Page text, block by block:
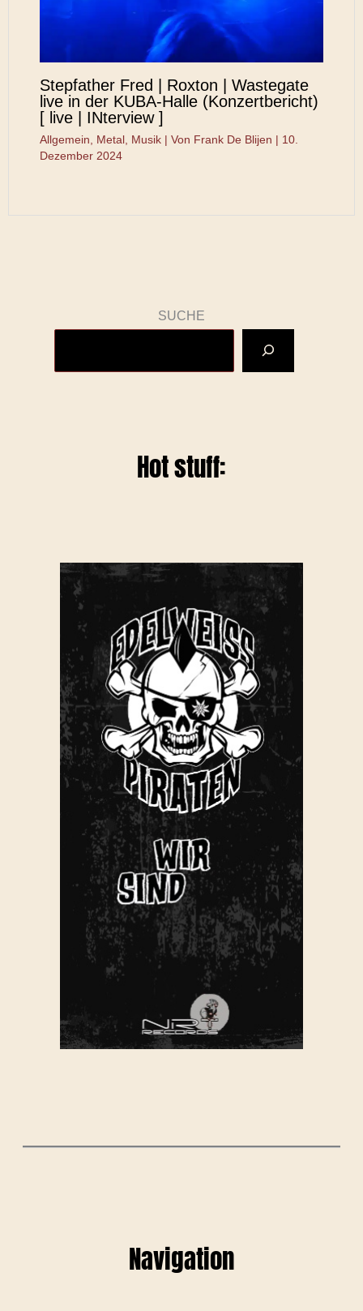
Stepfather Fred | Roxton | Wastegate
live in der KUBA-Halle (Konzertbericht)
[ live | INterview ]
Allgemein Metal Musik | Von Frank De Blijen | 10.
Dezember 2024
SUCHE
Hot stuff:
Navigation